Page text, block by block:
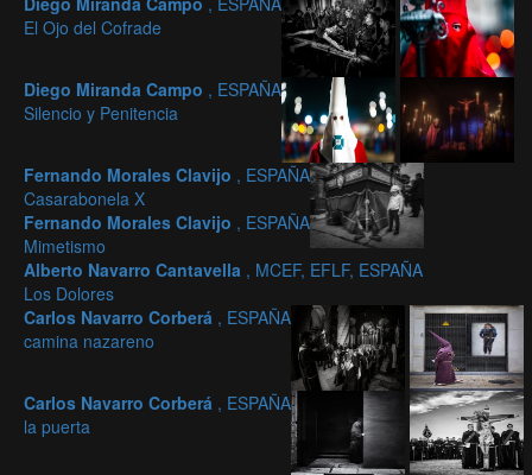
El Ojo del Cofrade
Diego Miranda Campo , ESPAÑA
Silencio y Penitencia
Fernando Morales Clavijo , ESPAÑA
Casarabonela X
Fernando Morales Clavijo , ESPAÑA
Mimetismo
Alberto Navarro Cantavella , MCEF, EFLF, ESPAÑA
Los Dolores
Carlos Navarro Corberá , ESPAÑA
camina nazareno
Carlos Navarro Corberá , ESPAÑA
la puerta